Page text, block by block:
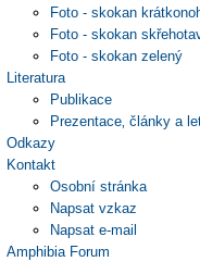
Foto - skokan
Foto - skokan
Foto - skokan zelený
Literatura
Publikace
Prezentace‚ články a
Odkazy
Kontakt
Osobní stránka
Napsat vzkaz
Napsat e-mail
Amphibia Forum